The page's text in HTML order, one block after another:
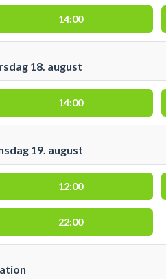
14:00
18. august
14:00
19. august
12:00
22:00